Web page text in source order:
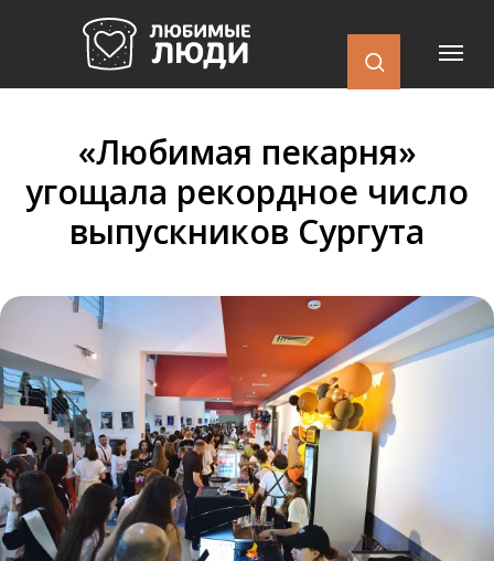
«Любимая пекарня»
угощала рекордное число
выпускников Сургута